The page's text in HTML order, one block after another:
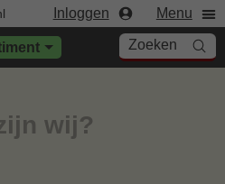
Inloggen Menu
Zoeken
wij?